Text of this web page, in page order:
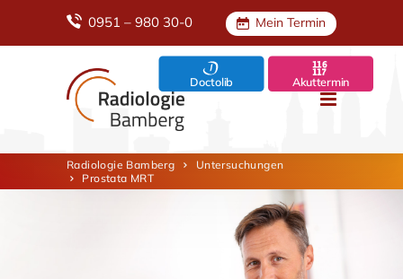
Doctolib Akuttermin
Mein Termin
0951 – 980 30-0
Radiologie Bamberg
Untersuchungen
Prostata MRT